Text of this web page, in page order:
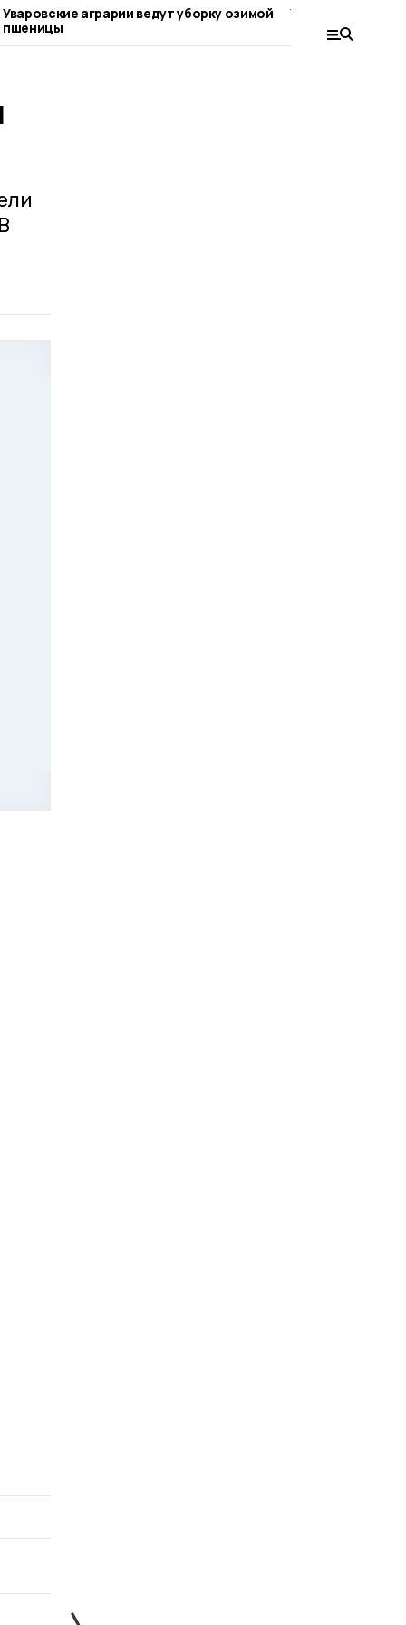
Уваровские аграрии ведут уборку озимой
пшеницы
Уборку чеснока
округе